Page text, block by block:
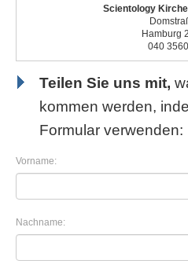
Scientology
Hamburg
040
Teilen Sie uns mit,
kommen werden,
Formular verwenden:
Vorname:
Nachname: